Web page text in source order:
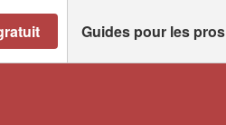
Guides pour les pros